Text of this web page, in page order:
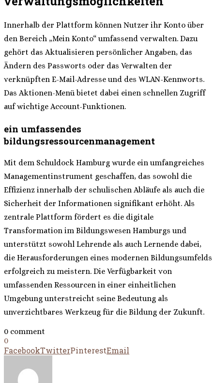
Innerhalb der Plattform können Nutzer ihr Konto über
den Bereich „Mein Konto“ umfassend verwalten. Dazu
gehört das Aktualisieren persönlicher Angaben, das
Ändern des Passworts oder das Verwalten der
verknüpften E-Mail-Adresse und des WLAN-Kennworts.
Das Aktionen-Menü bietet dabei einen schnellen Zugriff
auf wichtige Account-Funktionen.
ein umfassendes
bildungsressourcenmanagement
Mit dem Schuldock Hamburg wurde ein umfangreiches
Managementinstrument geschaffen, das sowohl die
Effizienz innerhalb der schulischen Abläufe als auch die
Sicherheit der Informationen signifikant erhöht. Als
zentrale Plattform fördert es die digitale
Transformation im Bildungswesen Hamburgs und
unterstützt sowohl Lehrende als auch Lernende dabei,
die Herausforderungen eines modernen Bildungsumfelds
erfolgreich zu meistern. Die Verfügbarkeit von
umfassenden Ressourcen in einer einheitlichen
Umgebung unterstreicht seine Bedeutung als
unverzichtbares Werkzeug für die Bildung der Zukunft.
0 comment
0
FacebookTwitterPinterestEmail